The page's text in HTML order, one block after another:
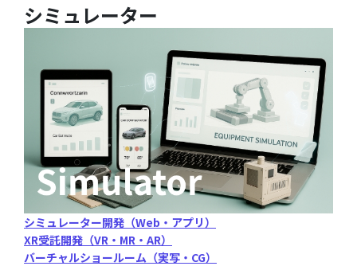
シミュレーター
シミュレーター開発（Web・アプリ）
XR受託開発（VR・MR・AR）
バーチャルショールーム（実写・CG）